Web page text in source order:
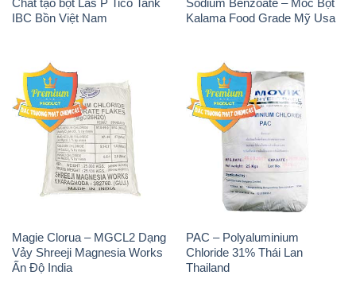
Magie Clorua – MGCL2 Dạng
Vảy Shreeji Magnesia Works
Ấn Độ India
PAC – Polyaluminium
Chloride 31% Thái Lan
Thailand